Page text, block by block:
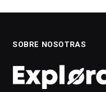
SOBRE NOSOTRAS